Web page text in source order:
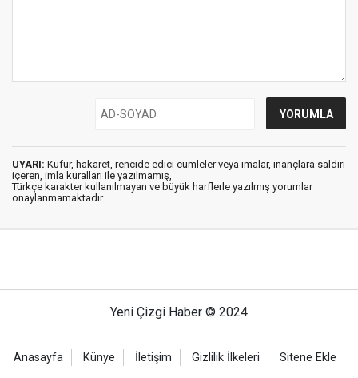
UYARI: Küfür, hakaret, rencide edici cümleler veya imalar, inançlara saldırı
içeren, imla kuralları ile yazılmamış,
Türkçe karakter kullanılmayan ve büyük harflerle yazılmış yorumlar
onaylanmamaktadır.
Yeni Çizgi Haber © 2024
Anasayfa Künye İletişim Gizlilik İlkeleri Sitene Ekle